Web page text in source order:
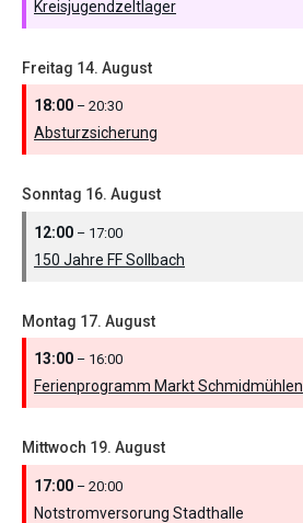
Kreisjugendzeltlager
Freitag 14. August
18:00 – 20:30
Absturzsicherung
Sonntag 16. August
12:00 – 17:00
150 Jahre FF Sollbach
Montag 17. August
13:00 – 16:00
Ferienprogramm Markt Schmidmühlen
Mittwoch 19. August
17:00 – 20:00
Notstromversorung Stadthalle